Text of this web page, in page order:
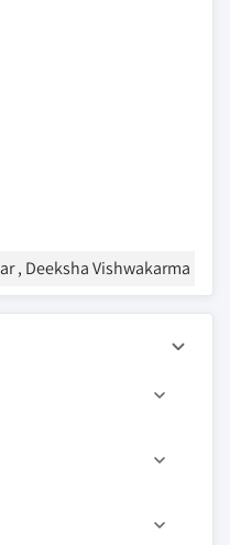
, Deeksha Vishwakarma